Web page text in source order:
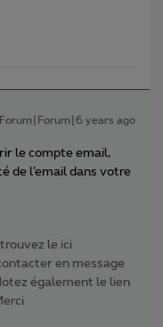
Forum|Forum|6 years ago
le compte email,
de l’email dans votre
le ici
en message
également le lien